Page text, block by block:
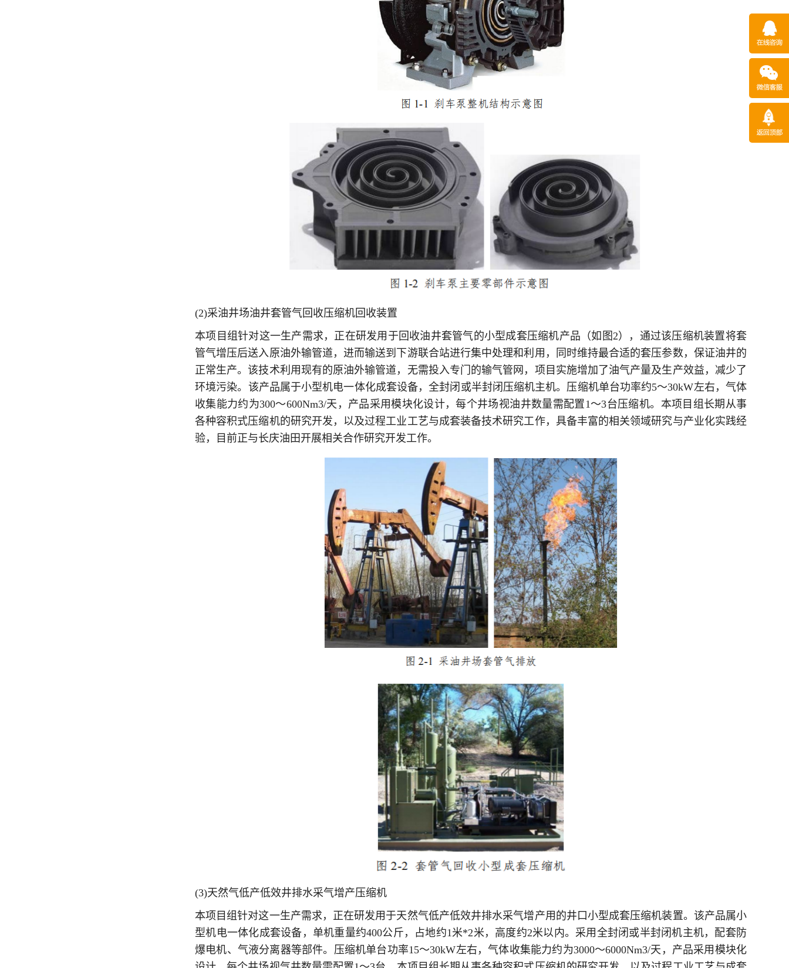
(2)采油井场油井套管气回收压缩机回收装置
本项目组针对这一生产需求，正在研发用于回收油井套管气的小型成套压缩机产品（如图2），通过该压缩机装置将套
管气增压后送入原油外输管道，进而输送到下游联合站进行集中处理和利用，同时维持最合适的套压参数，保证油井的
正常生产。该技术利用现有的原油外输管道，无需投入专门的输气管网，项目实施增加了油气产量及生产效益，减少了
环境污染。该产品属于小型机电一体化成套设备，全封闭或半封闭压缩机主机。压缩机单台功率约5～30kW左右，气体
收集能力约为300～600Nm3/天，产品采用模块化设计，每个井场视油井数量需配置1～3台压缩机。本项目组长期从事
各种容积式压缩机的研究开发，以及过程工业工艺与成套装备技术研究工作，具备丰富的相关领域研究与产业化实践经
验，目前正与长庆油田开展相关合作研究开发工作。
(3)天然气低产低效井排水采气增产压缩机
本项目组针对这一生产需求，正在研发用于天然气低产低效井排水采气增产用的井口小型成套压缩机装置。该产品属小
型机电一体化成套设备，单机重量约400公斤，占地约1米*2米，高度约2米以内。采用全封闭或半封闭机主机，配套防
爆电机、气液分离器等部件。压缩机单台功率15～30kW左右，气体收集能力约为3000～6000Nm3/天，产品采用模块化